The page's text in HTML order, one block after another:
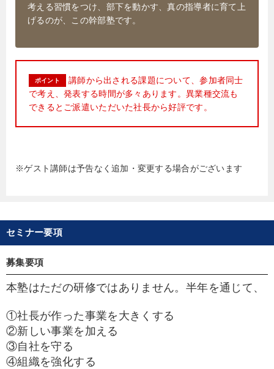
考える習慣をつけ、部下を動かす、真の指導者に育て上
げるのが、この幹部塾です。
ポイント
講師から出される課題について、参加者同士
で考え、発表する時間が多々あります。異業種交流も
できるとご派遣いただいた社長から好評です。
※ゲスト講師は予告なく追加・変更する場合がございます
セミナー要項
募集要項
本塾はただの研修ではありません。半年を通じて、
①社長が作った事業を大きくする
②新しい事業を加える
③自社を守る
④組織を強化する